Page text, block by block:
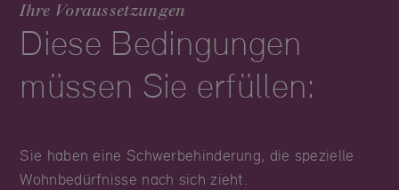
Ihre Voraussetzungen
Diese Bedingungen
müssen Sie erfüllen:
Sie haben eine Schwerbehinderung, die spezielle
Wohnbedürfnisse nach sich zieht.